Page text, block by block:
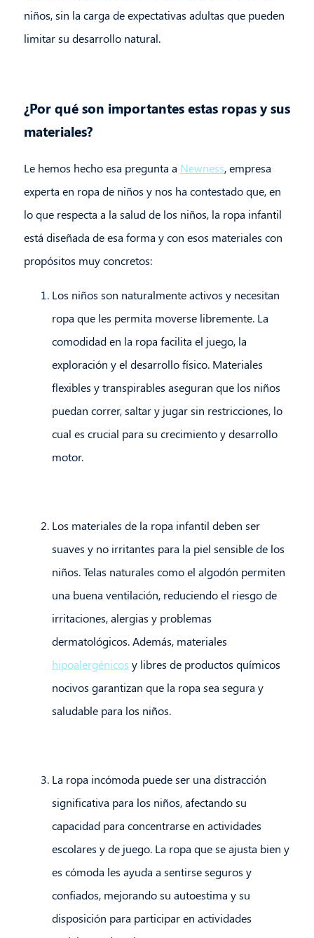
niños, sin la carga de expectativas adultas que pueden
limitar su desarrollo natural.
¿Por qué son importantes estas ropas y sus
materiales?
Le hemos hecho esa pregunta a Newness, empresa
experta en ropa de niños y nos ha contestado que, en
lo que respecta a la salud de los niños, la ropa infantil
está diseñada de esa forma y con esos materiales con
propósitos muy concretos:
Los niños son naturalmente activos y necesitan
ropa que les permita moverse libremente. La
comodidad en la ropa facilita el juego, la
exploración y el desarrollo físico. Materiales
flexibles y transpirables aseguran que los niños
puedan correr, saltar y jugar sin restricciones, lo
cual es crucial para su crecimiento y desarrollo
motor.
Los materiales de la ropa infantil deben ser
suaves y no irritantes para la piel sensible de los
niños. Telas naturales como el algodón permiten
una buena ventilación, reduciendo el riesgo de
irritaciones, alergias y problemas
dermatológicos. Además, materiales
hipoalergénicos y libres de productos químicos
nocivos garantizan que la ropa sea segura y
saludable para los niños.
La ropa incómoda puede ser una distracción
significativa para los niños, afectando su
capacidad para concentrarse en actividades
escolares y de juego. La ropa que se ajusta bien y
es cómoda les ayuda a sentirse seguros y
confiados, mejorando su autoestima y su
disposición para participar en actividades